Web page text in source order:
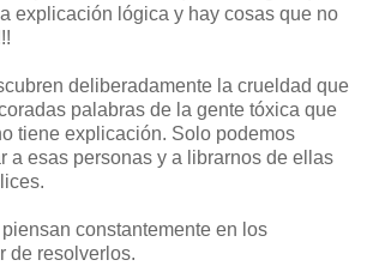
explicación lógica y hay cosas que no
deliberadamente la crueldad que
palabras de la gente tóxica que
tiene explicación. Solo podemos
a esas personas y a librarnos de ellas
constantemente en los
de resolverlos.